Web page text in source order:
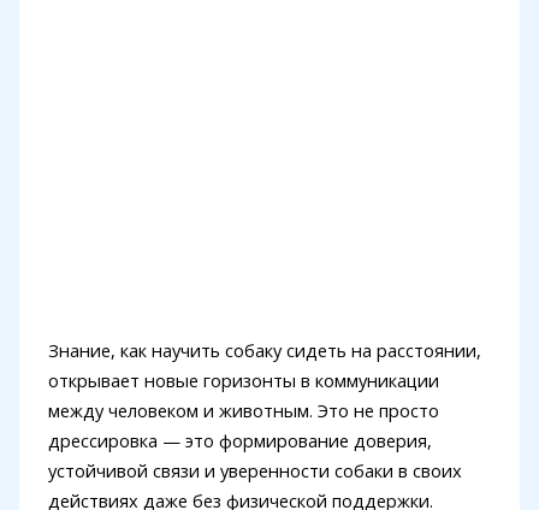
Знание, как научить собаку сидеть на расстоянии,
открывает новые горизонты в коммуникации
между человеком и животным. Это не просто
дрессировка — это формирование доверия,
устойчивой связи и уверенности собаки в своих
действиях даже без физической поддержки.